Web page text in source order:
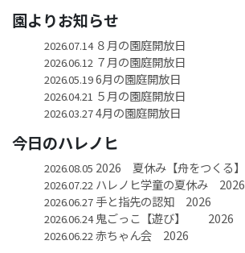
園よりお知らせ
2026.07.14８月の園庭開放日
2026.06.12７月の園庭開放日
2026.05.196月の園庭開放日
2026.04.21 ５月の園庭開放日
2026.03.274月の園庭開放日
今日のハレノヒ
2026.08.05 2026 夏休み【舟をつくる】
2026.07.22ハレノヒ学童の夏休み 2026
2026.06.27手と指先の認知 2026
2026.06.24鬼ごっこ【遊び】 2026
2026.06.22赤ちゃん会 2026